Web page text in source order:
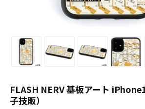
FLASH NERV 基板アート
子技販）